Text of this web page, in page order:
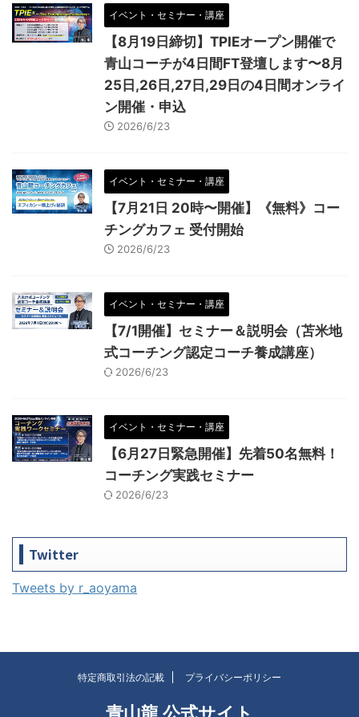
イベント・セミナー・講座
【8月19日締切】TPIEオープン開催で
青山コーチが4日間FT登壇します〜8月
25日,26日,27日,29日の4日間オンライ
ン開催・申込
2026/6/23
イベント・セミナー・講座
【7月21日 20時〜開催】《無料》コー
チングカフェ 受付開始
2026/6/23
イベント・セミナー・講座
【7/1開催】セミナー＆説明会（苫米地
式コーチング認定コーチ養成講座）
2026/6/23
イベント・セミナー・講座
【6月27日緊急開催】先着50名無料！
コーチング実践セミナー
2026/6/23
Twitter
Tweets by r_aoyama
特定商取引法の記載 プライバシーポリシー